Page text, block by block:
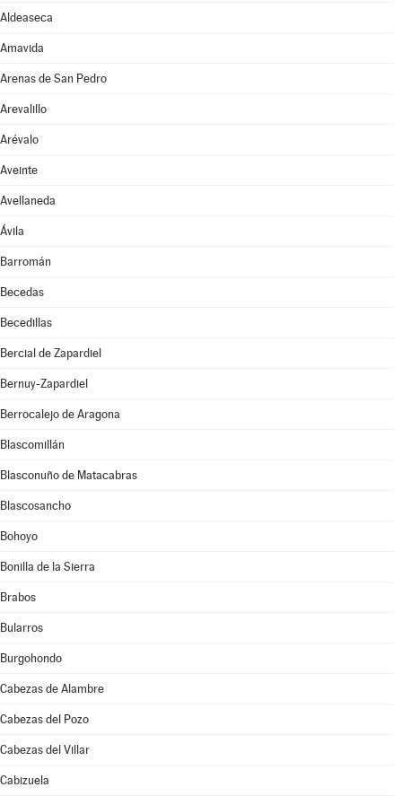
Aldeaseca
Amavida
Arenas de San Pedro
Arevalillo
Arévalo
Aveinte
Avellaneda
Ávila
Barromán
Becedas
Becedillas
Bercial de Zapardiel
Bernuy-Zapardiel
Berrocalejo de Aragona
Blascomillán
Blasconuño de Matacabras
Blascosancho
Bohoyo
Bonilla de la Sierra
Brabos
Bularros
Burgohondo
Cabezas de Alambre
Cabezas del Pozo
Cabezas del Villar
Cabizuela